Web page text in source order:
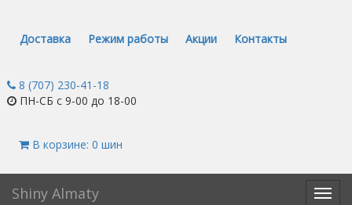
Доставка Режим работы Акции Контакты
8 (707) 230-41-18
ПН-СБ с 9-00 до 18-00
В корзине: 0 шин
Shiny Almaty